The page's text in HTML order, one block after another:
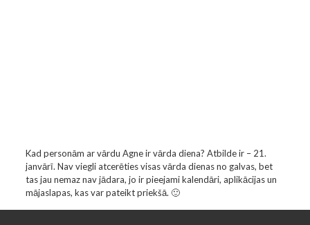
Kad personām ar vārdu Agne ir vārda diena? Atbilde ir – 21.
janvārī. Nav viegli atcerēties visas vārda dienas no galvas, bet
tas jau nemaz nav jādara, jo ir pieejami kalendāri, aplikācijas un
mājaslapas, kas var pateikt priekšā. 🙂